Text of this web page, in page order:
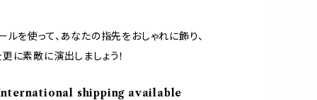
ルを使って、あなたの指先をおしゃれに飾り、
に素敵に演出しましょう！
shipping available